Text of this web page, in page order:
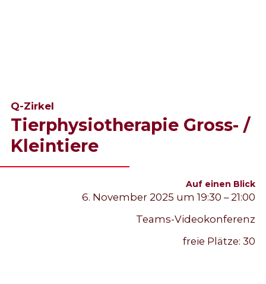
Q-Zirkel
Tierphysiotherapie Gross- /
Kleintiere
Auf einen Blick
6. November 2025 um 19:30 – 21:00
Teams-Videokonferenz
freie Plätze:30